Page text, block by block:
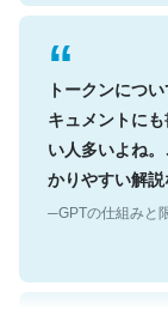
トークンにつ
キュメントに
い人多いよね
かりやすい解